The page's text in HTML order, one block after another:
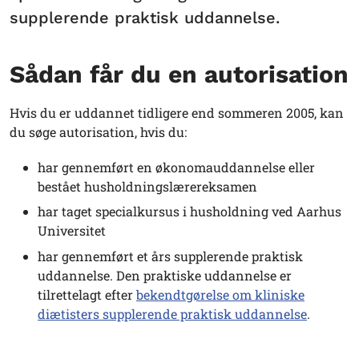
supplerende praktisk uddannelse.
Sådan får du en autorisation
Hvis du er uddannet tidligere end sommeren 2005, kan
du søge autorisation, hvis du:
har gennemført en økonomauddannelse eller
bestået husholdningslærereksamen
har taget specialkursus i husholdning ved Aarhus
Universitet
har gennemført et års supplerende praktisk
uddannelse. Den praktiske uddannelse er
tilrettelagt efterbekendtgørelse om kliniske
diætisters supplerende praktisk uddannelse.